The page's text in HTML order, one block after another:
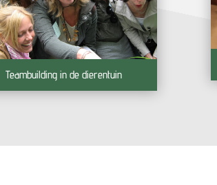
Teambuilding in de dierentuin